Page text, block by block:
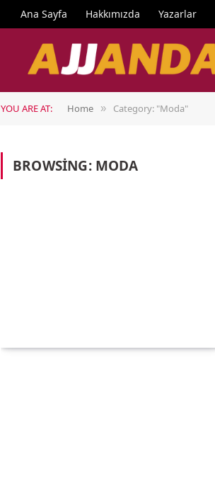
Ana Sayfa Hakkımızda Yazarlar
YOU ARE AT: Home » Category: "Moda"
BROWSING: MODA